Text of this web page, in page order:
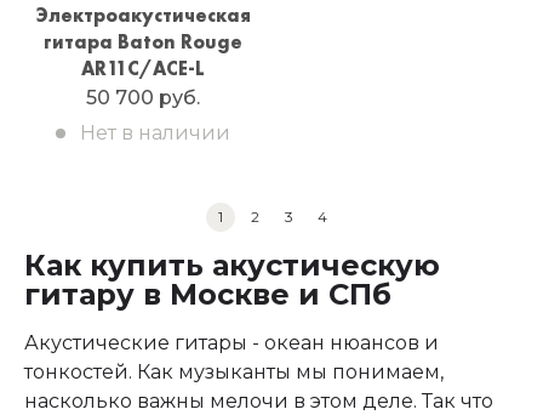
Электроакустическая
гитара Baton Rouge
AR11C/ACE-L
50 700 руб.
Нет в наличии
1 2 3 4
Как купить акустическую
гитару в Москве и СПб
Акустические гитары - океан нюансов и
тонкостей. Как музыканты мы понимаем,
насколько важны мелочи в этом деле. Так что